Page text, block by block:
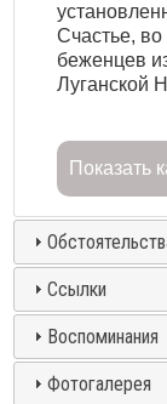
Счастье,
беженцев
Луганской
Показать
Ссылки
Воспоминания
Фотогалерея